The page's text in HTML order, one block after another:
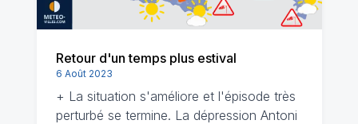
Retour d'un temps plus estival
6 Août 2023
+ La situation s'améliore et l'épisode très
perturbé se termine. La dépression Antoni